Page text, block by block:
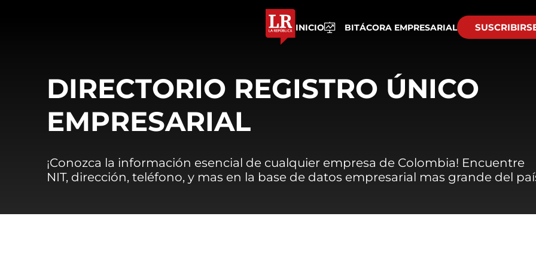
INICIO BITÁCORA EMPRESARIAL
DIRECTORIO REGISTRO ÚNICO
EMPRESARIAL
¡Conozca la información esencial de cualquier empresa de Colombia! Encuentre
NIT, dirección, teléfono, y mas en la base de datos empresarial mas grande del